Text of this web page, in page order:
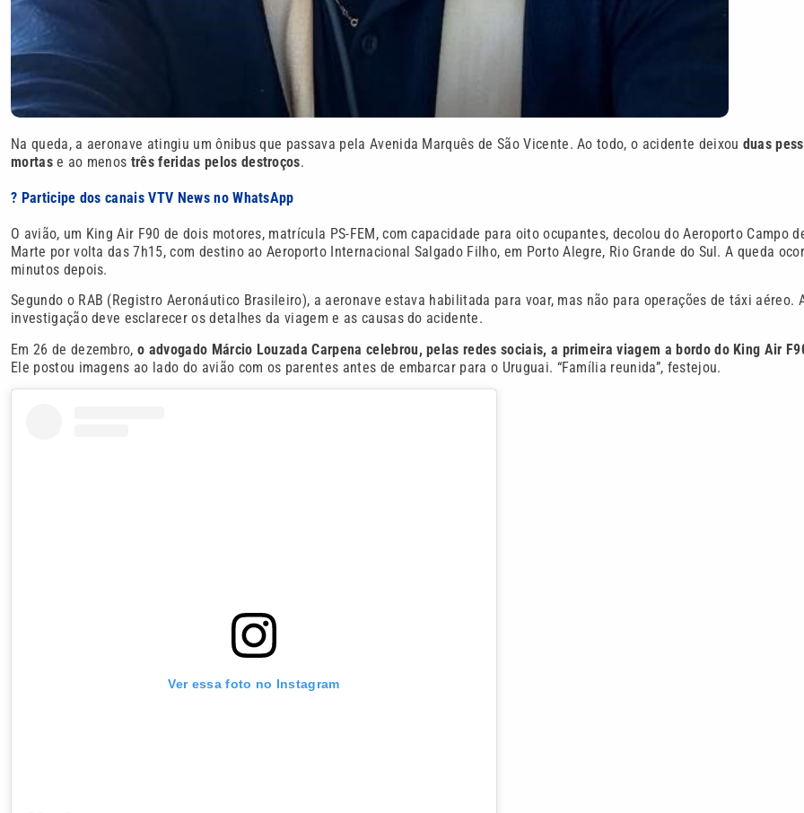
Na queda, a aeronave atingiu um ônibus que passava pela Avenida Marquês de São Vicente. Ao todo, o acidente deixou duas
mortase ao menos três feridas pelos destroços.
? Participe dos canais VTV News no WhatsApp
O avião, um King Air F90 de dois motores, matrícula PS-FEM, com capacidade para oito ocupantes, decolou do Aeroporto Campo
Marte por volta das 7h15, com destino ao Aeroporto Internacional Salgado Filho, em Porto Alegre, Rio Grande do Sul. A queda
minutos depois.
Segundo o RAB (Registro Aeronáutico Brasileiro), a aeronave estava habilitada para voar, mas não para operações de táxi aéreo.
investigação deve esclarecer os detalhes da viagem e as causas do acidente.
Em 26 de dezembro,o advogado Márcio Louzada Carpena celebrou, pelas redes sociais, a primeira viagem a bordo do King Air
Ele postou imagens ao lado do avião com os parentes antes de embarcar para o Uruguai. “Família reunida”, festejou.
Ver essa foto no Instagram